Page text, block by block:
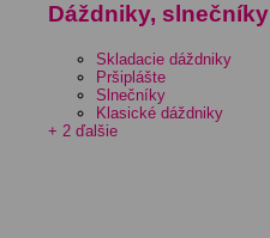
Dáždniky, slnečníky
Skladacie dáždniky
Pršiplášte
Slnečníky
Klasické dáždniky
+ 2 ďalšie